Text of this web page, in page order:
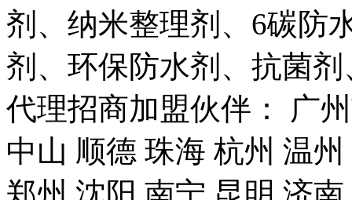
剂、纳米整理剂、6碳防
剂、环保防水剂、抗菌
代理招商加盟伙伴： 广
中山 顺德 珠海 杭州 温